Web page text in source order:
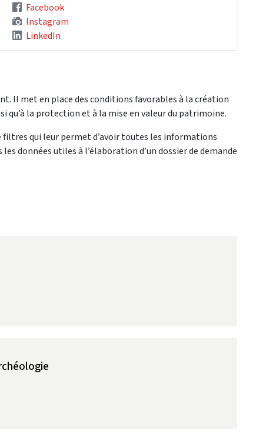
Facebook
Instagram
LinkedIn
Il met en place des conditions favorables à la création
qu’à la protection et à la mise en valeur du patrimoine.
filtres qui leur permet d’avoir toutes les informations
données utiles à l’élaboration d’un dossier de demande